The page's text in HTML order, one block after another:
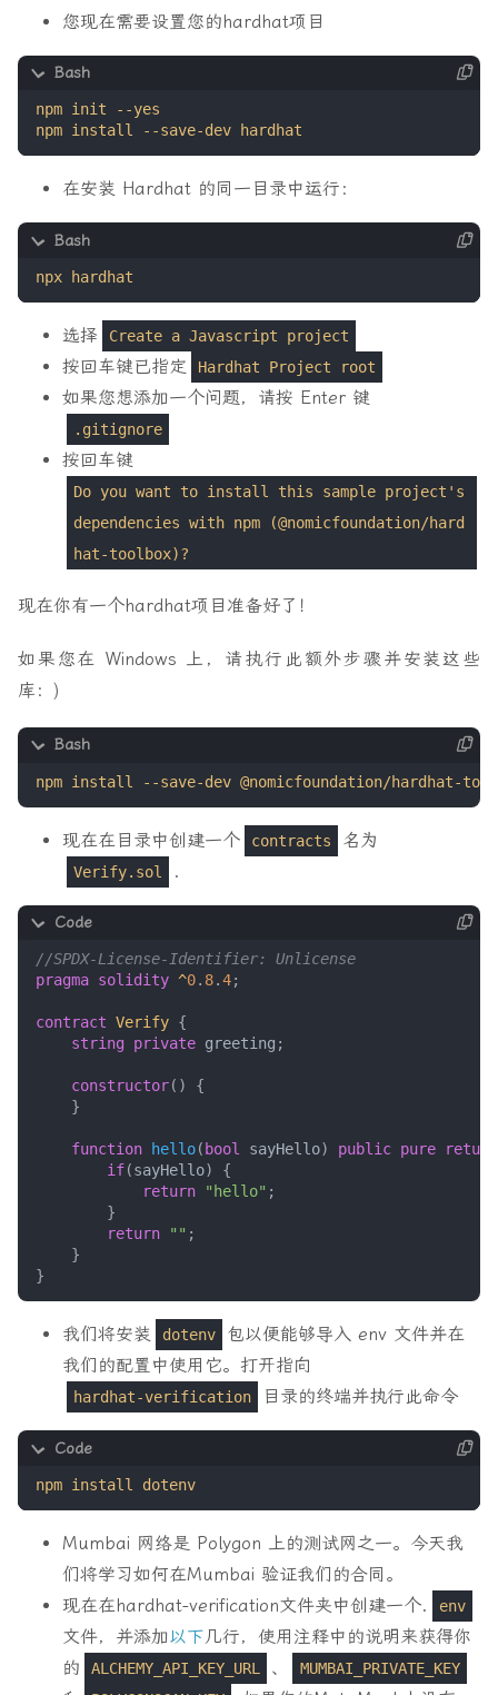
您现在需要设置您的hardhat项目
在安装 Hardhat 的同一目录中运行：
选择 Create a Javascript project
按回车键已指定 Hardhat Project root
如果您想添加一个问题，请按 Enter 键
.gitignore
按回车键
Do you want to install this sample project's
dependencies with npm (@nomicfoundation/hard
hat-toolbox)?
现在你有一个hardhat项目准备好了！
如果您在 Windows 上，请执行此额外步骤并安装这些
库：)
现在在目录中创建一个 contracts 名为
Verify.sol .
pragma solidity ^0. 8.4;
contract Verify {
string
private greeting ;
constructor()
{
}
function hello( bool sayHello) public pure
if(sayHello)
{
return
"hello" ;
}
return
"" ;
}
}
我们将安装 dotenv
包以便能够导入 env 文件并在
我们的配置中使用它。打开指向
hardhat-verification 目录的终端并执行此命令
Mumbai 网络是 Polygon 上的测试网之一。今天我
们将学习如何在Mumbai 验证我们的合同。
现在在hardhat-verification文件夹中创建一个.
env
文件，并添加以下几行，使用注释中的说明来获得你
的
ALCHEMY_API_KEY_URL 、 MUMBAI_PRIVATE_KEY